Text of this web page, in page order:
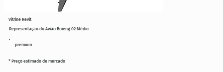
premium
Representação do Avião Boieng 02 Médio
* Preço estimado de mercado
Vitrine Revit